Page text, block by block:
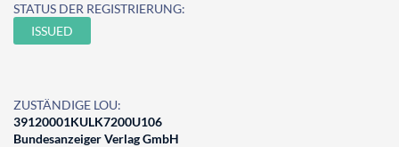
STATUS DER REGISTRIERUNG:
ISSUED
ZUSTÄNDIGE LOU:
39120001KULK7200U106
Bundesanzeiger Verlag GmbH